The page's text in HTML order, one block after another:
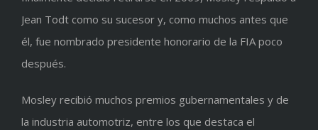
Jean Todt como su sucesor y, como muchos antes que
él, fue nombrado presidente honorario de la FIA poco
después.
Mosley recibió muchos premios gubernamentales y de
la industria automotriz, entre los que destaca el